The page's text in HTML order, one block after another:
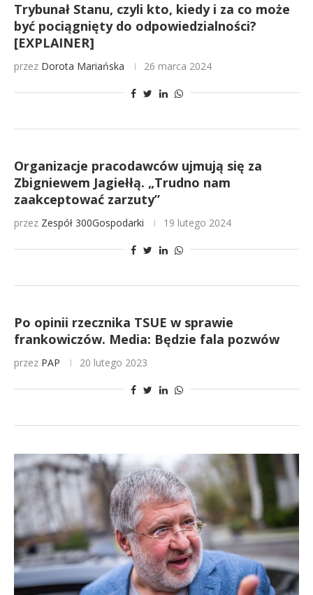
Trybunał Stanu, czyli kto, kiedy i za co może
być pociągnięty do odpowiedzialności?
[EXPLAINER]
przez Dorota Mariańska 26 marca 2024
Organizacje pracodawców ujmują się za
Zbigniewem Jagiełłą. „Trudno nam
zaakceptować zarzuty”
przez Zespół 300Gospodarki 19 lutego 2024
Po opinii rzecznika TSUE w sprawie
frankowiczów. Media: Będzie fala pozwów
przez PAP 20 lutego 2023